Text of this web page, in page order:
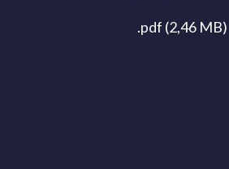
.pdf (2,46 MB)